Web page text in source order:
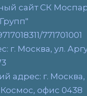
сайт СК
771701001
г. Москва, ул.
адрес: г.
офис 0438